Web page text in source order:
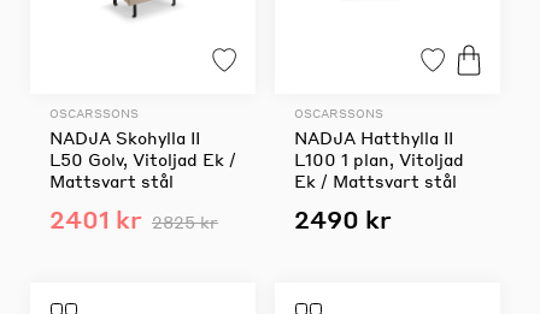
OSCARSSONS
NADJA Skohylla II
L50 Golv, Vitoljad Ek /
Mattsvart stål
2401 kr 2825 kr
OSCARSSONS
NADJA Hatthylla II
L100 1 plan, Vitoljad
Ek / Mattsvart stål
2490 kr